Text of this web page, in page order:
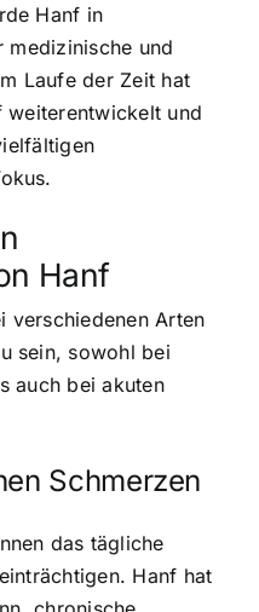
Hanf in
medizinische und
Laufe der Zeit hat
weiterentwickelt und
Hanf
verschiedenen Arten
sein, sowohl bei
auch bei akuten
Schmerzen
das tägliche
Hanf hat